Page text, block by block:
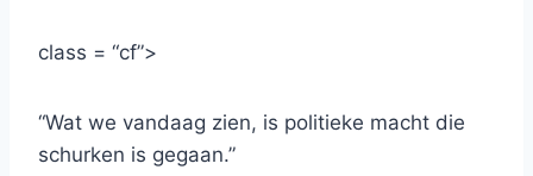
class = “cf”>
“Wat we vandaag zien, is politieke macht die
schurken is gegaan.”